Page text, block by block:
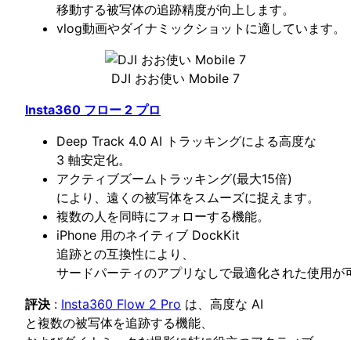
移動する被写体の追跡精度が向上します。
vlog動画やダイナミックショットに適しています。
DJI おお使い Mobile 7
Insta360 フロー 2 プロ
Deep Track 4.0 AI トラッキングによる高度な
3 軸安定化。
アクティブズームトラッキング(最大15倍)
により、遠くの被写体をスムーズに捉えます。
複数の人を同時にフォローする機能。
iPhone 用のネイティブ DockKit
追跡との互換性により、
サードパーティのアプリなしで最適化された使用が
評決 : Insta360 Flow 2 Pro は、高度な AI
と複数の被写体を追跡する機能、